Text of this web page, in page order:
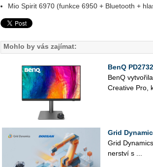
Mio Spirit 6970 (funkce 6950 + Bluetooth +
Mohlo by vás zajímat:
BenQ
BenQ
Cre­a­ti­ve Pro,
Grid
Grid
ner­ství s ...